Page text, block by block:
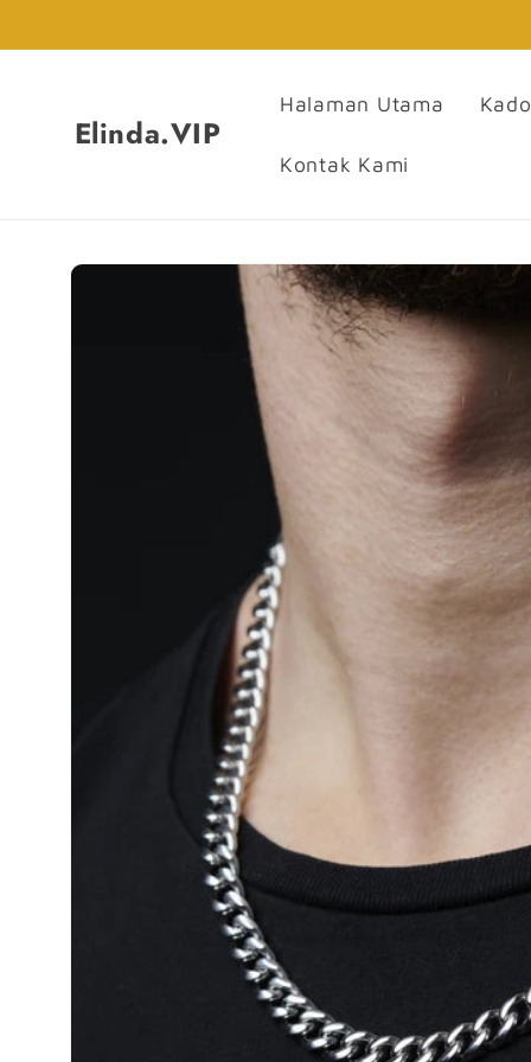
konten
Elinda.VIP
Halaman Utama
Kontak Kami
Langsung